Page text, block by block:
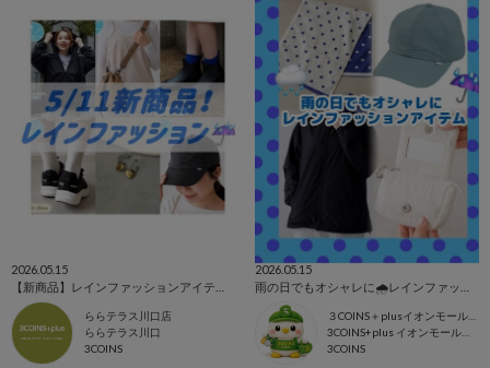
2026.05.15
ららテラス川口店
ららテラス川口
3COINS
2026.05.15
３COINS＋plusイオンモール上尾
3COINS+plus イオンモール上尾店
3COINS